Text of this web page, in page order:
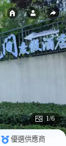
1/6
優選供應商